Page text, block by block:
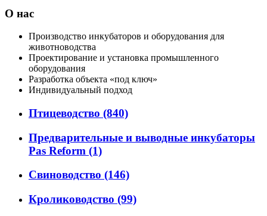
О нас
Производство инкубаторов и оборудования для
животноводства
Проектирование и установка промышленного
оборудования
Разработка объекта «под ключ»
Индивидуальный подход
Птицеводство (840)
Предварительные и выводные инкубаторы
Pas Reform (1)
Свиноводство (146)
Кролиководство (99)